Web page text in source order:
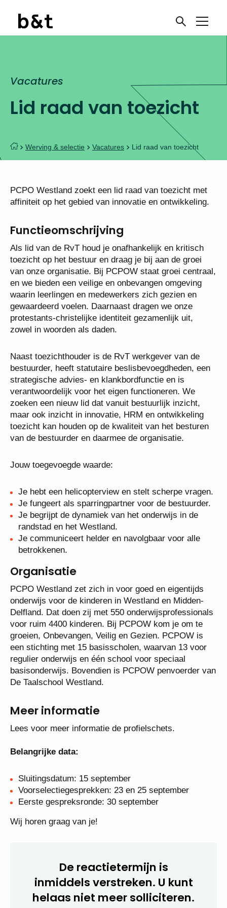
Lid raad van toezicht
Vacatures
Werving & selectie Vacatures Lid raad van toezicht
PCPO Westland zoekt een lid raad van toezicht met
affiniteit op het gebied van innovatie en ontwikkeling.
Functieomschrijving
Als lid van de RvT houd je onafhankelijk en kritisch
toezicht op het bestuur en draag je bij aan de groei
van onze organisatie. Bij PCPOW staat groei centraal,
en we bieden een veilige en onbevangen omgeving
waarin leerlingen en medewerkers zich gezien en
gewaardeerd voelen. Daarnaast dragen we onze
protestants-christelijke identiteit gezamenlijk uit,
zowel in woorden als daden.
Naast toezichthouder is de RvT werkgever van de
bestuurder, heeft statutaire beslisbevoegdheden, een
strategische advies- en klankbordfunctie en is
verantwoordelijk voor het eigen functioneren. We
zoeken een nieuw lid dat vanuit bestuurlijk inzicht,
maar ook inzicht in innovatie, HRM en ontwikkeling
toezicht kan houden op de kwaliteit van het besturen
van de bestuurder en daarmee de organisatie.
Jouw toegevoegde waarde:
Je hebt een helicopterview en stelt scherpe vragen.
Je fungeert als sparringpartner voor de bestuurder.
Je begrijpt de dynamiek van het onderwijs in de
randstad en het Westland.
Je communiceert helder en navolgbaar voor alle
betrokkenen.
Organisatie
PCPO Westland zet zich in voor goed en eigentijds
onderwijs voor de kinderen in Westland en Midden-
Delfland. Dat doen zij met 550 onderwijsprofessionals
voor ruim 4400 kinderen. Bij PCPOW kom je om te
groeien, Onbevangen, Veilig en Gezien. PCPOW is
een stichting met 15 basisscholen, waarvan 13 voor
regulier onderwijs en één school voor speciaal
basisonderwijs. Bovendien is PCPOW penvoerder van
De Taalschool Westland.
Meer informatie
Lees voor meer informatie de profielschets.
Belangrijke data:
Sluitingsdatum: 15 september
Voorselectiegesprekken: 23 en 25 september
Eerste gespreksronde: 30 september
Wij horen graag van je!
De reactietermijn is
inmiddels verstreken. U kunt
helaas niet meer solliciteren.